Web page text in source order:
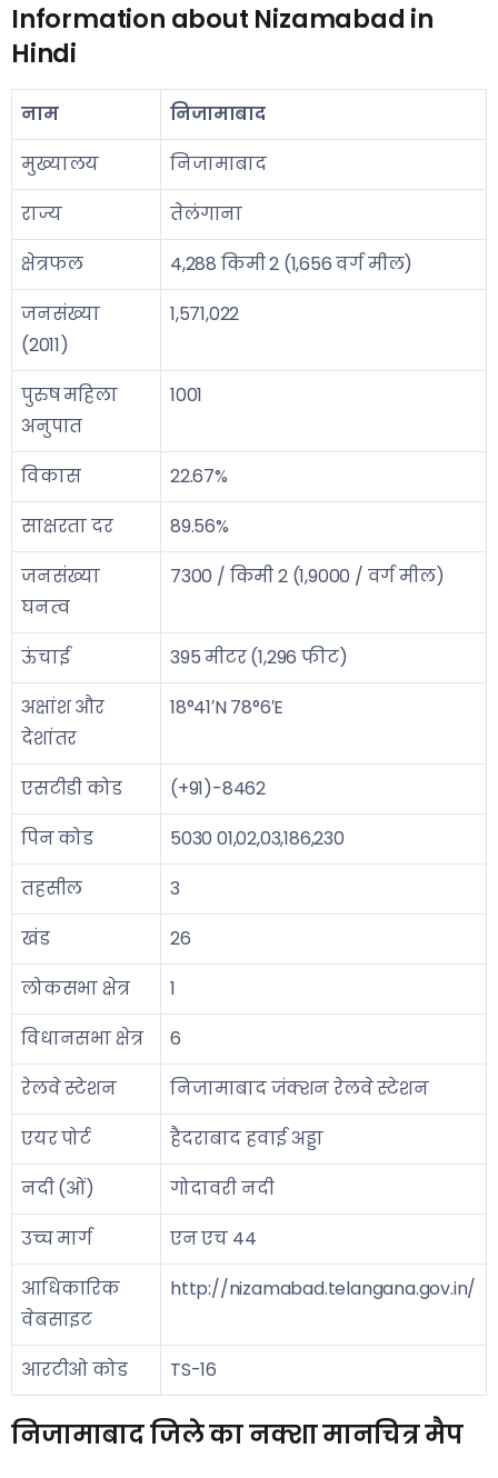
Information about Nizamabad in
Hindi
नाम
निजामाबाद
मुख्यालय
निजामाबाद
राज्य
तेलंगाना
क्षेत्रफल
4,288 किमी 2 (1,656 वर्ग मील)
जनसंख्या
(2011)
1,571,022
पुरुष महिला
अनुपात
1001
विकास
22.67%
साक्षरता दर
89.56%
जनसंख्या
घनत्व
7300 / किमी 2 (1,9000 / वर्ग मील)
ऊंचाई
395 मीटर (1,296 फीट)
अक्षांश और
देशांतर
18°41′N 78°6′E
एसटीडी कोड
(+91)-8462
पिन कोड
5030 01,02,03,186,230
तहसील
3
खंड
26
लोकसभा क्षेत्र
1
विधानसभा क्षेत्र
6
रेलवे स्टेशन
निजामाबाद जंक्शन रेलवे स्टेशन
एयर पोर्ट
हैदराबाद हवाई अड्डा
नदी (ओं)
गोदावरी नदी
उच्च मार्ग
एन एच 44
आधिकारिक
वेबसाइट
http://nizamabad.telangana.gov.in/
आरटीओ कोड TS-16
निजामाबाद जिले का नक्शा मानचित्र मैप